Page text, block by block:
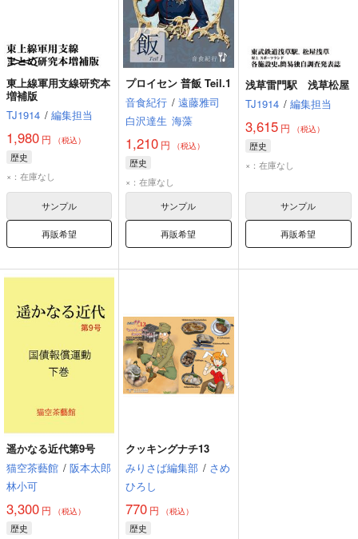
東上線軍用支線研究本
増補版
TJ1914 / 編集担当
1,980 円 （税込）
歴史
×：在庫なし
サンプル
再販希望
プロイセン 普飯 Teil.1
音食紀行 / 遠藤雅司
白沢達生 海藻
1,210 円 （税込）
歴史
×：在庫なし
サンプル
再販希望
浅草雷門駅 浅草松屋
TJ1914 / 編集担当
3,615円 （税込）
歴史
×：在庫なし
サンプル
再販希望
遥かなる近代第9号
猫空茶藝館 / 阪本太郎
林小可
3,300 円 （税込）
歴史
クッキングナチ13
みりさば編集部 / さめ
ひろし
770 円 （税込）
歴史